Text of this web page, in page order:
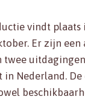
vindt plaats
Er zijn een
twee
in Nederland.